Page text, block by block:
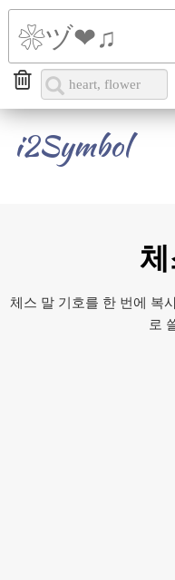
i2Symbol
체스 말 기호를 한 번에 복
로